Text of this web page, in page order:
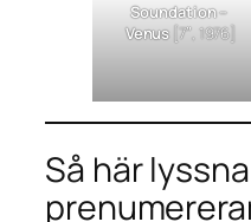
Soundation –
Venus [7″, 1976]
Så här